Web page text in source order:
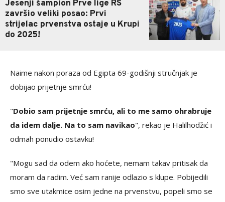
Jesenji šampion Prve lige RS
završio veliki posao: Prvi
strijelac prvenstva ostaje u Krupi
do 2025!
Naime nakon poraza od Egipta 69-godišnji stručnjak je
dobijao prijetnje smrću!
"Dobio sam prijetnje smrću, ali to me samo ohrabruje
da idem dalje. Na to sam navikao", rekao je Halilhodžić i
odmah ponudio ostavku!
"Mogu sad da odem ako hoćete, nemam takav pritisak da
moram da radim. Već sam ranije odlazio s klupe. Pobijedili
smo sve utakmice osim jedne na prvenstvu, popeli smo se